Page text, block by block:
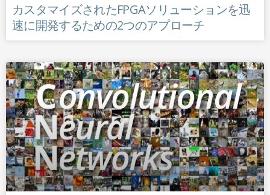
カスタマイズされたFPGAソリューションを迅
速に開発するための2つのアプローチ